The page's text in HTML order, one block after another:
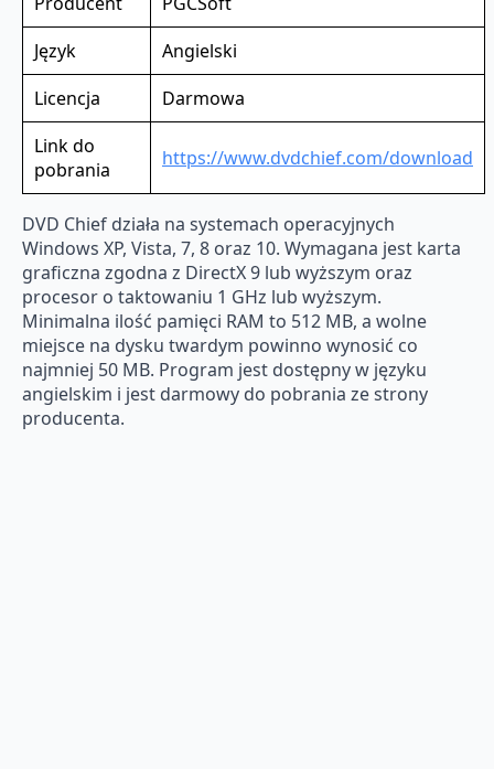
Język
Angielski
Licencja
Darmowa
Link do
pobrania
https://www.dvdchief.com/download
DVD Chief działa na systemach operacyjnych
Windows XP, Vista, 7, 8 oraz 10. Wymagana jest karta
graficzna zgodna z DirectX 9 lub wyższym oraz
procesor o taktowaniu 1 GHz lub wyższym.
Minimalna ilość pamięci RAM to 512 MB, a wolne
miejsce na dysku twardym powinno wynosić co
najmniej 50 MB. Program jest dostępny w języku
angielskim i jest darmowy do pobrania ze strony
producenta.